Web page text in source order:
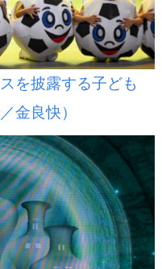
を披露する子ども
金良快）